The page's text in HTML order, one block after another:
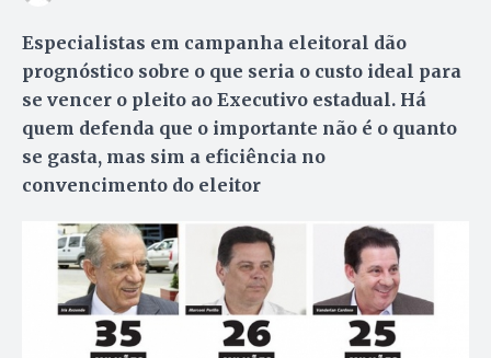
Especialistas em campanha eleitoral dão
prognóstico sobre o que seria o custo ideal para
se vencer o pleito ao Executivo estadual. Há
quem defenda que o importante não é o quanto
se gasta, mas sim a eficiência no
convencimento do eleitor